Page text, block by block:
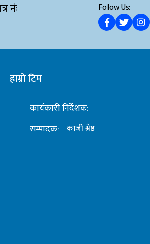
नंः
Follow Us:
हाम्रो टिम
कार्यकारी निर्देशक:
सम्पादक:
काजी श्रेष्ठ